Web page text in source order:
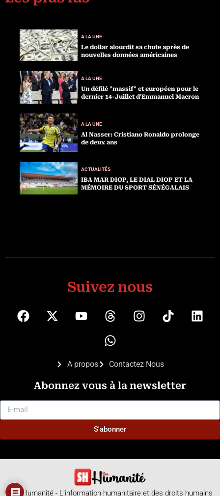
A LA UNE
Le dollar alourdit sa chute après de
nouvelles données américaines
A LA UNE
Un défilé "massif" et européen pour le
dernier 14-Juillet d'Emmanuel Macron
A LA UNE
Al Nasser: Cristiano Ronaldo prolonge
de deux ans
ACTUALITÉS
IBA MAR DIOP, LE DIAL DIOP ET LA
MÉMOIRE DU SPORT SÉNÉGALAIS
Suivez nous
A propos Contactez Nous
Abonnez vous à la newsletter
S'abonner
Sen Humanité - L'information humanitaire et des droits humains